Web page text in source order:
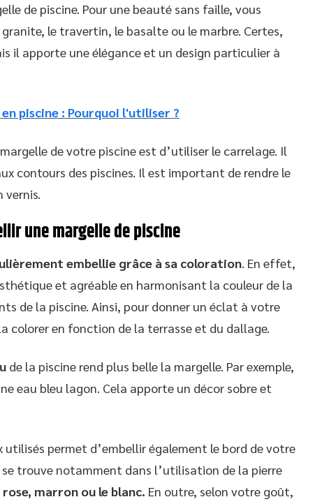
de piscine. Pour une beauté sans faille, vous
le travertin, le basalte ou le marbre. Certes,
il apporte une élégance et un design particulier à
piscine : Pourquoi l'utiliser ?
de votre piscine est d’utiliser le carrelage. Il
contours des piscines. Il est important de rendre le
vernis.
une margelle de piscine
embellie grâce à sa coloration. En effet,
et agréable en harmonisant la couleur de la
de la piscine. Ainsi, pour donner un éclat à votre
colorer en fonction de la terrasse et du dallage.
de la piscine rend plus belle la margelle. Par exemple,
eau bleu lagon. Cela apporte un décor sobre et
utilisés permet d’embellir également le bord de votre
trouve notamment dans l’utilisation de la pierre
marron ou le blanc. En outre, selon votre goût,